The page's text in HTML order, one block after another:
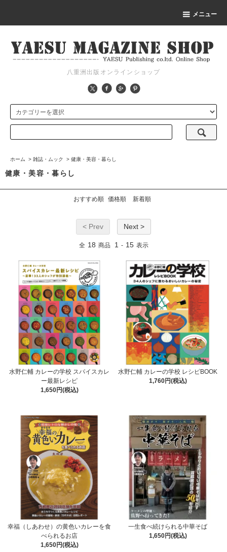
メニュー
八重洲出版オンラインショップ
ホーム > 雑誌・ムック > 健康・美容・暮らし
健康・美容・暮らし
おすすめ順 価格順 新着順
< Prev Next >
全 18 商品 1 - 15 表示
水野仁輔 カレーの学校 スパイスカレ
ー最新レシピ
1,650円(税込)
水野仁輔 カレーの学校 レシピBOOK
1,760円(税込)
幸福（しあわせ）の黄色いカレーを食
べられるお店
1,650円(税込)
一生食べ続けられる中華そば
1,650円(税込)